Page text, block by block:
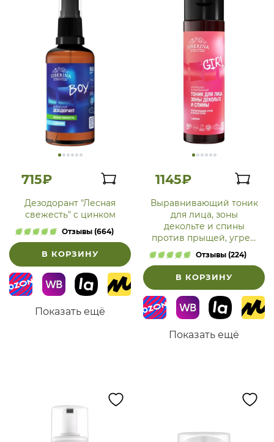
715₽
Дезодорант "Лесная
свежесть" с цинком
Отзывы (664)
В КОРЗИНУ
Показать ещё
1145₽
Выравнивающий тоник
для лица, зоны
декольте и спины
против прыщей, угрей
и чёрных точек с
цинком
Отзывы (224)
В КОРЗИНУ
Показать ещё